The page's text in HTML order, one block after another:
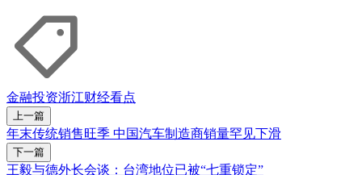
金融投资浙江财经看点
上一篇
年末传统销售旺季 中国汽车制造商销量罕见下滑
下一篇
王毅与德外长会谈：台湾地位已被“七重锁定”